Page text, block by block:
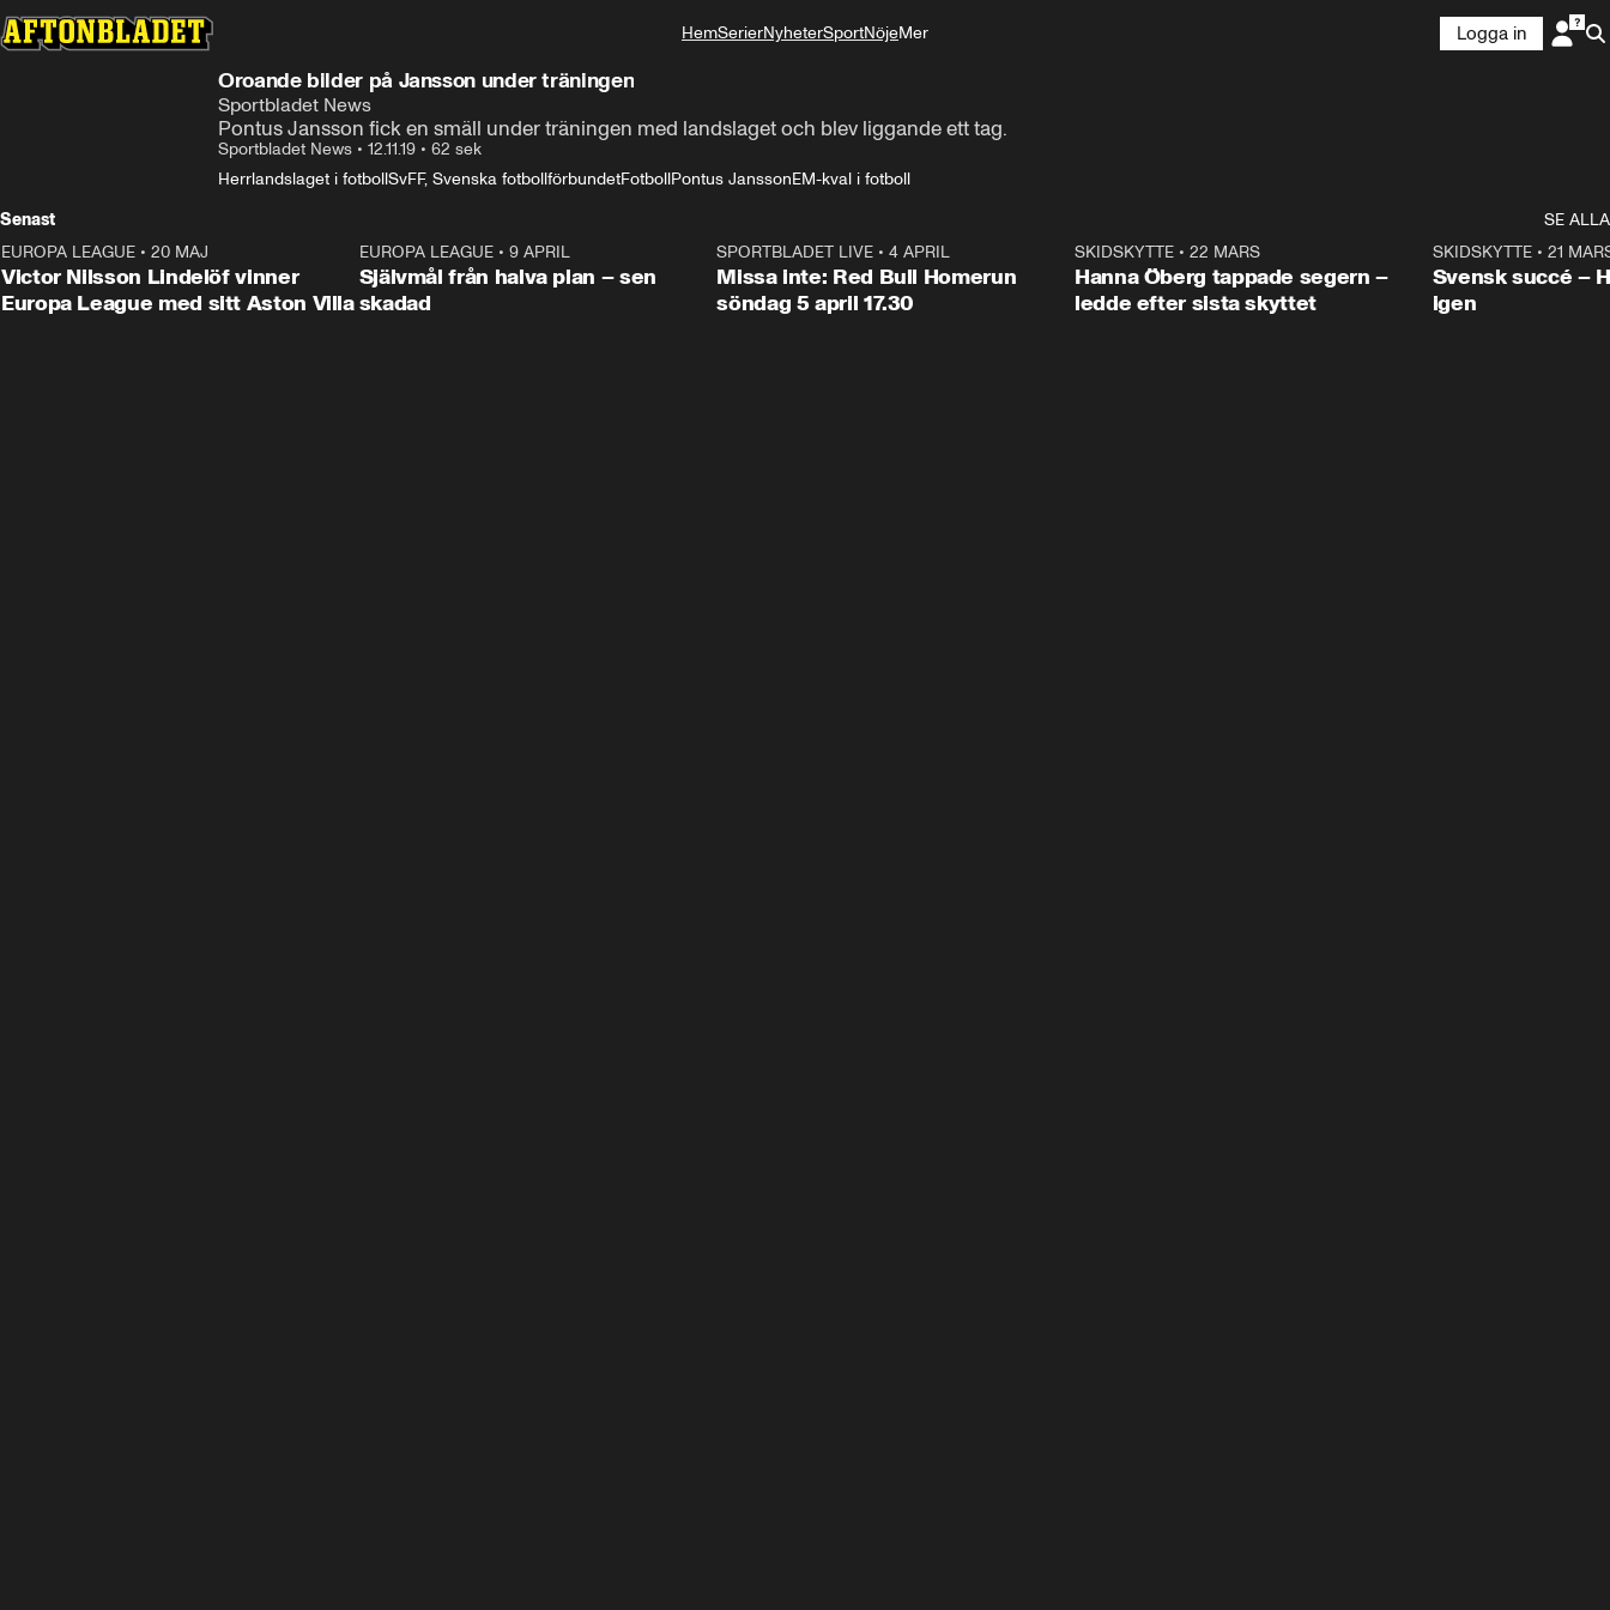
HemSerierNyheterSportNöjeMer
Logga in
Oroande bilder på Jansson under träningen
Sportbladet News
Pontus Jansson fick en smäll under träningen med landslaget och blev liggande ett tag.
Sportbladet News • 12.11.19 • 62 sek
Herrlandslaget i fotbollSvFF, Svenska fotbollförbundetFotbollPontus JanssonEM-kval i fotboll
Senast
SE ALLA
EUROPA LEAGUE • 20 MAJ
Victor Nilsson Lindelöf vinner
Europa League med sitt Aston Villa
1:03
EUROPA LEAGUE• 9 APRIL
Självmål från halva plan – sen
skadad
SPORTBLADET LIVE •4 APRIL
Missa inte: Red Bull Homerun
söndag 5 april 17.30
SKIDSKYTTE• 22 MARS
Hanna Öberg tappade segern –
ledde efter sista skyttet
SKIDSKYTTE• 21
Svensk succé –
igen